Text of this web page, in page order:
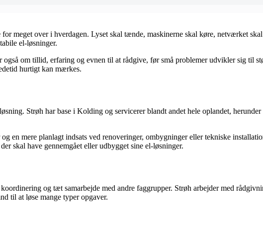
meget over i hverdagen. Lyset skal tænde, maskinerne skal køre, netværket
el-løsninger.
om tillid, erfaring og evnen til at rådgive, før små problemer udvikler sig til
hurtigt kan mærkes.
Strøh har base i Kolding og servicerer blandt andet hele oplandet,
en mere planlagt indsats ved renoveringer, ombygninger eller tekniske
skal have gennemgået eller udbygget sine el-løsninger.
og tæt samarbejde med andre faggrupper. Strøh arbejder med
til at løse mange typer opgaver.